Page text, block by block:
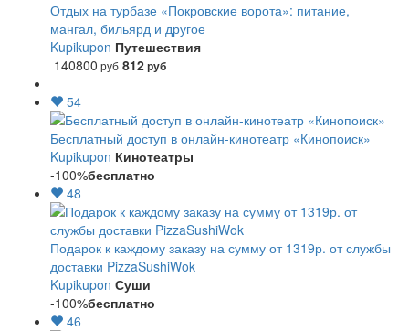
Отдых на турбазе «Покровские ворота»: питание,
мангал, бильярд и другое
Kupikupon Путешествия
140800 руб 812руб
54
Бесплатный доступ в онлайн-кинотеатр «Кинопоиск»
Kupikupon Кинотеатры
-100%бесплатно
48
Подарок к каждому заказу на сумму от 1319р. от службы
доставки PizzaSushiWok
Kupikupon Суши
-100%бесплатно
46